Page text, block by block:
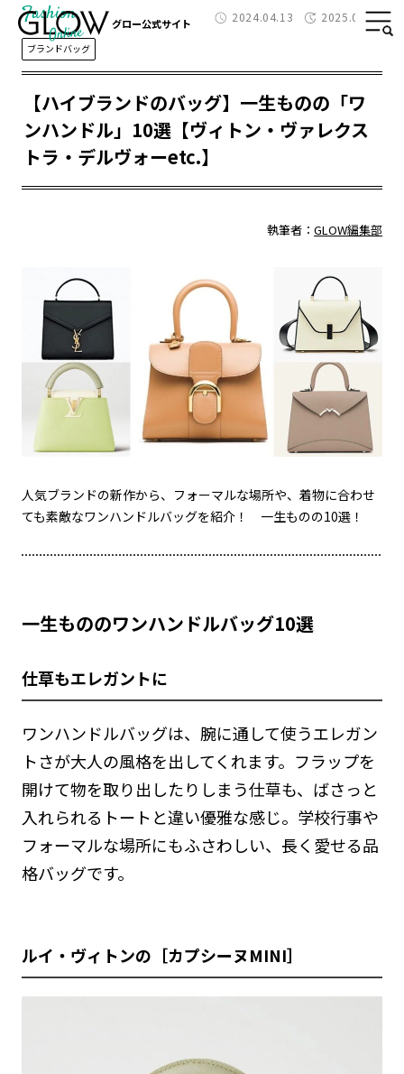
グロー公式サイト 2024.04.13 2025.01.21
Fashion
ブランドバッグ
【ハイブランドのバッグ】一生ものの「ワ
ンハンドル」10選【ヴィトン・ヴァレクス
トラ・デルヴォーetc.】
執筆者：GLOW編集部
人気ブランドの新作から、フォーマルな場所や、着物に合わせ
ても素敵なワンハンドルバッグを紹介！ 一生ものの10選！
一生もののワンハンドルバッグ10選
仕草もエレガントに
ワンハンドルバッグは、腕に通して使うエレガン
トさが大人の風格を出してくれます。フラップを
開けて物を取り出したりしまう仕草も、ばさっと
入れられるトートと違い優雅な感じ。学校行事や
フォーマルな場所にもふさわしい、長く愛せる品
格バッグです。
ルイ・ヴィトンの［カプシーヌMINI］